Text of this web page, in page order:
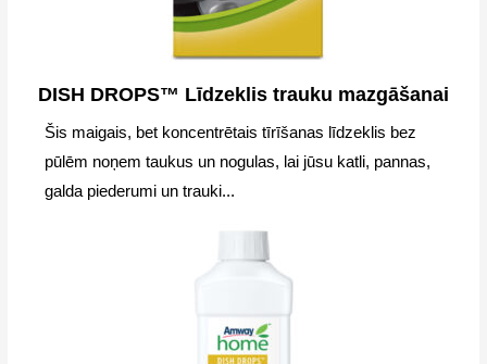
DISH DROPS™ Līdzeklis trauku mazgāšanai
Šis maigais, bet koncentrētais tīrīšanas līdzeklis bez
pūlēm noņem taukus un nogulas, lai jūsu katli, pannas,
galda piederumi un trauki...